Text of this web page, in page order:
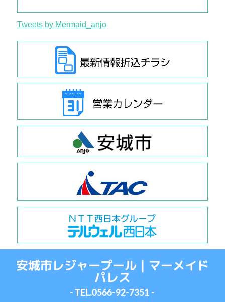
Tweets by Mermaid_anjo
安城市レジャープール｜マーメイド
パレス
- TEL.0566-92-7351 -